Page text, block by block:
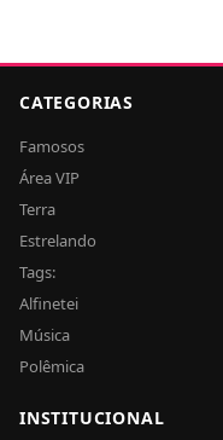
CATEGORIAS
Famosos
Área VIP
Terra
Estrelando
Tags:
Alfinetei
Música
Polêmica
INSTITUCIONAL